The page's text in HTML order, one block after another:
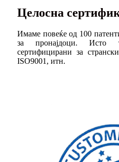
Целосна
Имаме повеќе од 100
за пронајдоци. Исто
сертифицирани за
ISO9001, итн.